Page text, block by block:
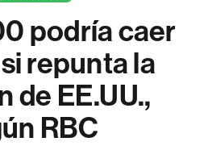
podría caer
repunta la
de EE.UU.,
RBC